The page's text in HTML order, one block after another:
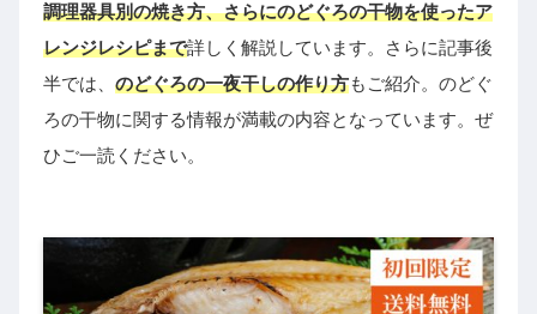
調理器具別の焼き方、さらにのどぐろの干物を使ったア
レンジレシピまで詳しく解説しています。さらに記事後
半では、 のどぐろの一夜干しの作り方もご紹介。のどぐ
ろの干物に関する情報が満載の内容となっています。ぜ
ひご一読ください。